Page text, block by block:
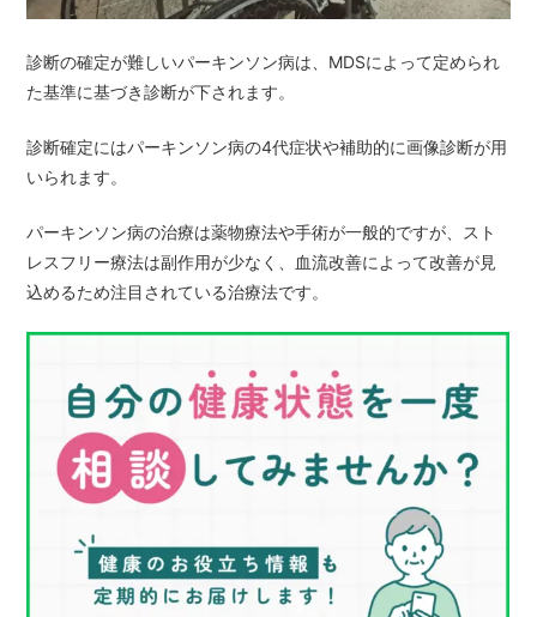
診断の確定が難しいパーキンソン病は、MDSによって定められ
た基準に基づき診断が下されます。
診断確定にはパーキンソン病の4代症状や補助的に画像診断が用
いられます。
パーキンソン病の治療は薬物療法や手術が一般的ですが、スト
レスフリー療法は副作用が少なく、血流改善によって改善が見
込めるため注目されている治療法です。